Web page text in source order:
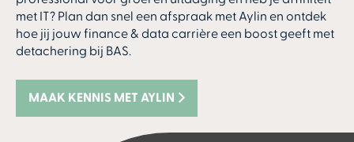
met IT? Plan dan snel een afspraak met Aylin en ontdek
hoe jij jouw finance & data carrière een boost geeft met
detachering bij BAS.
MAAK KENNIS MET AYLIN